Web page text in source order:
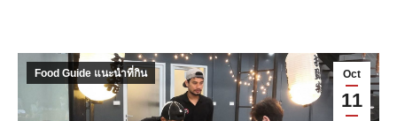
Oct
11
Food Guide แนะนำที่กิน